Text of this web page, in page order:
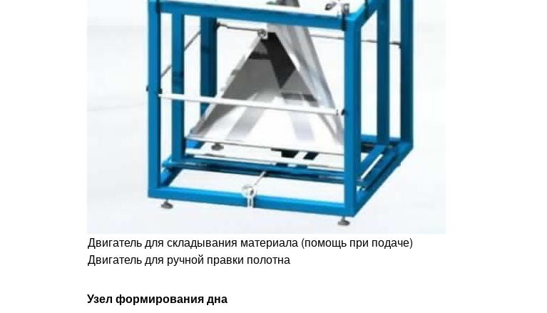
Двигатель для складывания материала (помощь при подаче)
Двигатель для ручной правки полотна
Узел формирования дна